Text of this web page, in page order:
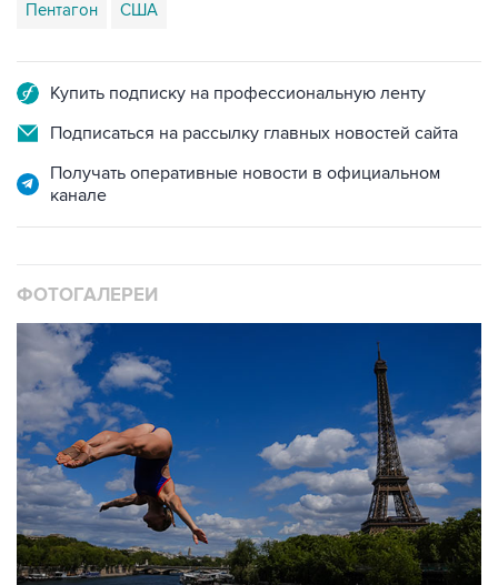
Пентагон США
Купить подписку на профессиональную ленту
Подписаться на рассылку главных новостей сайта
Получать оперативные новости в официальном
канале
ФОТОГАЛЕРЕИ